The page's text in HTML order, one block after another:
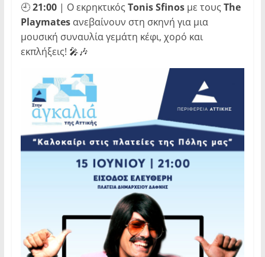
🕘21:00| Ο εκρηκτικός TonisSfinosμε τους The
Playmatesανεβαίνουν στη σκηνή για μια
μουσική συναυλία γεμάτη κέφι, χορό και
εκπλήξεις! 🎤🎶